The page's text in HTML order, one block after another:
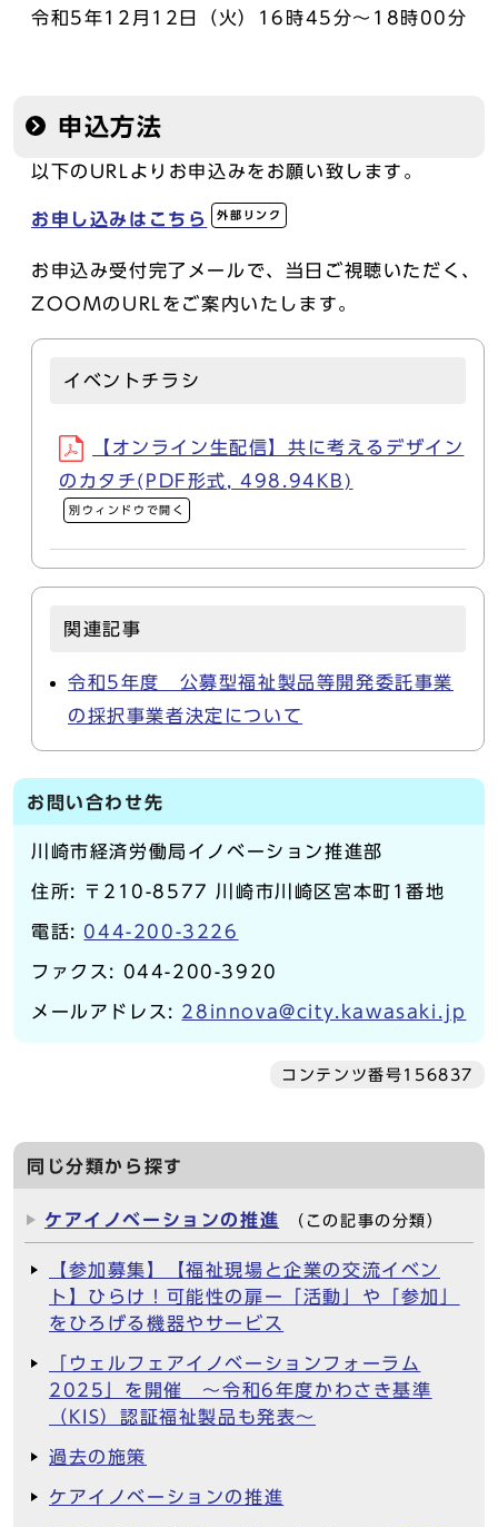
令和5年12月12日（火）16時45分～18時00分
申込方法
以下のURLよりお申込みをお願い致します。
お申し込みはこちら 外部リンク
お申込み受付完了メールで、当日ご視聴いただく、
ZOOMのURLをご案内いたします。
イベントチラシ
【オンライン生配信】共に考えるデザイン
のカタチ(PDF形式, 498.94KB)
別ウィンドウで開く
関連記事
令和5年度 公募型福祉製品等開発委託事業
の採択事業者決定について
お問い合わせ先
川崎市経済労働局イノベーション推進部
住所: 〒210-8577 川崎市川崎区宮本町1番地
電話: 044-200-3226
ファクス: 044-200-3920
メールアドレス: 28innova@city.kawasaki.jp
コンテンツ番号156837
同じ分類から探す
ケアイノベーションの推進 （この記事の分類）
【参加募集】【福祉現場と企業の交流イベン
ト】ひらけ！可能性の扉ー「活動」や「参加」
をひろげる機器やサービス
「ウェルフェアイノベーションフォーラム
2025」を開催 ～令和6年度かわさき基準
（KIS）認証福祉製品も発表～
過去の施策
ケアイノベーションの推進